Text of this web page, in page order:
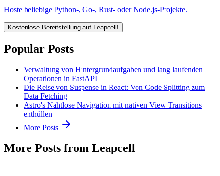
Hoste beliebige Python-, Go-, Rust- oder Node.js-Projekte.
Kostenlose Bereitstellung auf Leapcell!
Popular Posts
Verwaltung von Hintergrundaufgaben und lang laufenden
Operationen in FastAPI
Die Reise von Suspense in React: Von Code Splitting zum
Data Fetching
Astro's Nahtlose Navigation mit nativen View Transitions
enthüllen
More Posts
More Posts from Leapcell